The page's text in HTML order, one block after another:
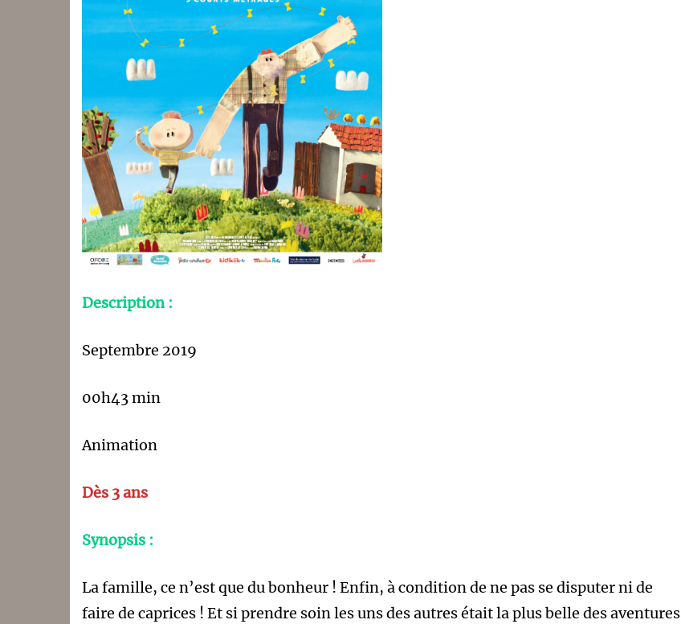
Description :
Septembre 2019
00h43 min
Animation
Dès 3 ans
Synopsis :
La famille, ce n’est que du bonheur ! Enfin, à condition de ne pas se disputer ni de
faire de caprices ! Et si prendre soin les uns des autres était la plus belle des aventures